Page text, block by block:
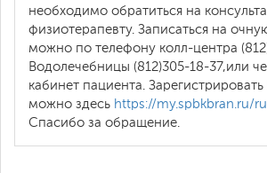
необходимо обратиться на
физиотерапевту. Записаться на
можно по телефону колл-центра
Водолечебницы (812)305-18-37,или
кабинет пациента.
можно здесь https://my.spbkbran.ru/
Спасибо за обращение.